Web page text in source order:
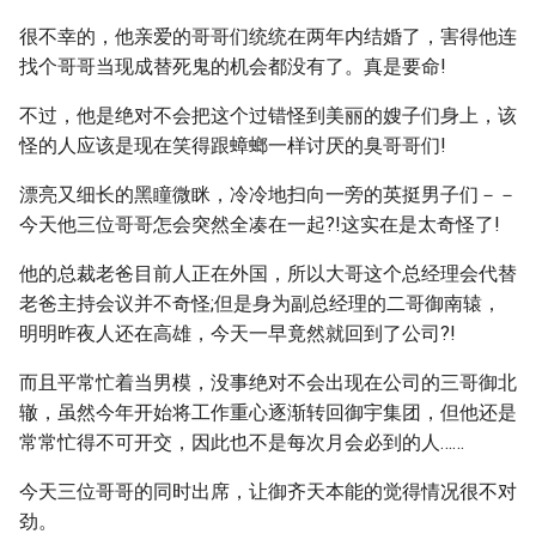
很不幸的，他亲爱的哥哥们统统在两年内结婚了，害得他连
找个哥哥当现成替死鬼的机会都没有了。真是要命!
不过，他是绝对不会把这个过错怪到美丽的嫂子们身上，该
怪的人应该是现在笑得跟蟑螂一样讨厌的臭哥哥们!
漂亮又细长的黑瞳微眯，冷冷地扫向一旁的英挺男子们－－
今天他三位哥哥怎会突然全凑在一起?!这实在是太奇怪了!
他的总裁老爸目前人正在外国，所以大哥这个总经理会代替
老爸主持会议并不奇怪;但是身为副总经理的二哥御南辕，
明明昨夜人还在高雄，今天一早竟然就回到了公司?!
而且平常忙着当男模，没事绝对不会出现在公司的三哥御北
辙，虽然今年开始将工作重心逐渐转回御宇集团，但他还是
常常忙得不可开交，因此也不是每次月会必到的人……
今天三位哥哥的同时出席，让御齐天本能的觉得情况很不对
劲。